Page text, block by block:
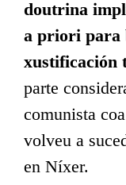
doutrina
a priori para
xustificación
parte
comunista
volveu a
en Níxer.